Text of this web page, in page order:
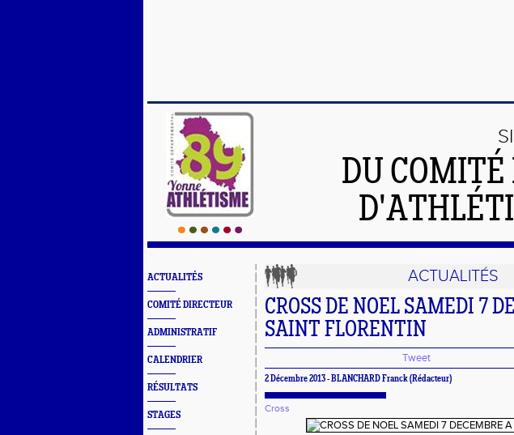
DU
ACTUALITÉS
COMITÉ DIRECTEUR
ADMINISTRATIF
CALENDRIER
RÉSULTATS
STAGES
ACTUALITÉS
CROSS DE NOEL SAMEDI 7
SAINT FLORENTIN
Tweet
2 Décembre 2013 - BLANCHARD Franck (Rédacteur)
Cross